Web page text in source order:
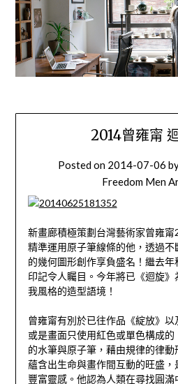
2014曾雍甯
Posted on 2014-07-06
Freedom Men
新畫廊積極策劃台灣藝術家曾雍
精準運用原子筆線條的他，透過
的幾何圖形創作享負盛名！繼去
印記令人矚目。今年將已《迴旋
我風格的造型語境！
曾雍甯有別於已往作品《綻放》以
或是畫面只使用紅色或單色構成
的水筆與原子筆，藉由規律的律動
蘊含出生命與畫作間互動的旺盛
豐富靈感。他認為人類在尋找圓滿